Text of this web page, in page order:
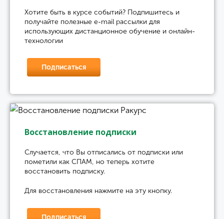
Хотите быть в курсе событий? Подпишитесь и
получайте полезные e-mail рассылки для
использующих дистанционное обучение и онлайн-
технологии
Подписаться
Восстановление подписки
Случается, что Вы отписались от подписки или
пометили как СПАМ, но теперь хотите
восстановить подписку.
Для восстановления нажмите на эту кнопку.
Подписаться